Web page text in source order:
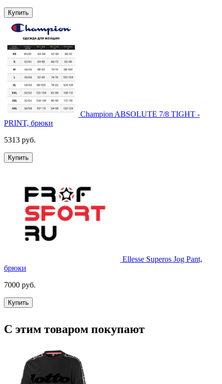
Купить
Champion ABSOLUTE 7/8 TIGHT -
PRINT, брюки
5313 руб.
Купить
Ellesse Superos Jog Pant,
брюки
7000 руб.
Купить
С этим товаром покупают